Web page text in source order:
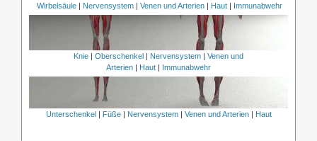
Wirbelsäule | Nervensystem | Venen und Arterien | Haut | Immunabwehr
Knie Oberschenkel Nervensystem
Venen und
Arterien
Haut Immunabwehr
Unterschenkel Füße| Nervensystem| Venen und Arterien| Haut